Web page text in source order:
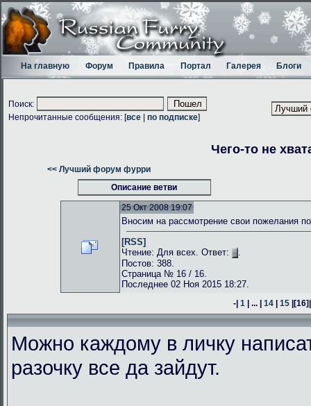
На главную Форум Правила Портал Галерея Блоги
Поиск:
Непрочитанные сообщения: [все по подписке]
Чего-то не
<< Лучший форум фурри
Описание ветви
25 Окт 2008 19:07
Вносим на рассмотрение свои пожелания
[RSS]
Чтение: Для всех. Ответ:
.
Постов: 388.
Страница № 16 / 16.
Последнее 02 Ноя 2015 18:27.
-| 1 | ... | 14 | 15 |[16]
Можно каждому в личку
разочку все да зайдут.